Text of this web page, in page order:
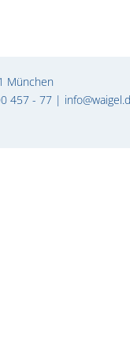
München
457 - 77 |